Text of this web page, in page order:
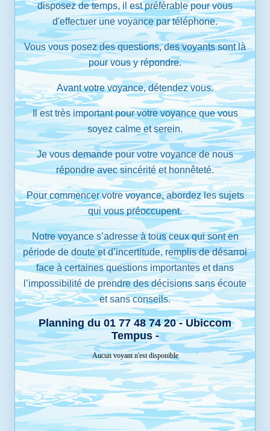
disposez de temps, il est préférable pour vous
d'effectuer une voyance par téléphone.
Vous vous posez des questions, des voyants sont là
pour vous y répondre.
Avant votre voyance, détendez vous.
Il est très important pour votre voyance que vous
soyez calme et serein.
Je vous demande pour votre voyance de nous
répondre avec sincérité et honnêteté.
Pour commencer votre voyance, abordez les sujets
qui vous préoccupent.
Notre voyance s’adresse à tous ceux qui sont en
période de doute et d’incertitude, remplis de désarroi
face à certaines questions importantes et dans
l’impossibilité de prendre des décisions sans écoute
et sans conseils.
Planning du 01 77 48 74 20 - Ubiccom
Tempus -